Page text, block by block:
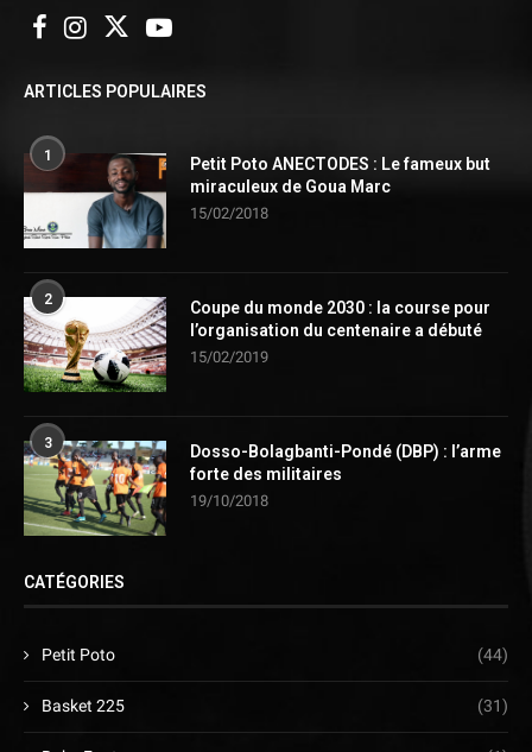
ARTICLES POPULAIRES
1
Petit Poto ANECTODES : Le fameux but
miraculeux de Goua Marc
15/02/2018
2
Coupe du monde 2030 : la course pour
l’organisation du centenaire a débuté
15/02/2019
3
Dosso-Bolagbanti-Pondé (DBP) : l’arme
forte des militaires
19/10/2018
CATÉGORIES
Petit Poto (44)
Basket 225 (31)